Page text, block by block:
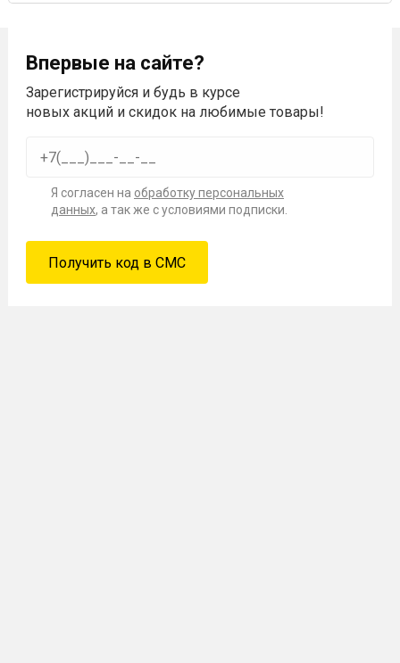
Впервые на сайте?
Зарегистрируйся и будь в курсе
новых акций и скидок на любимые товары!
Я согласен на обработку персональных
данных, а так же с условиями подписки.